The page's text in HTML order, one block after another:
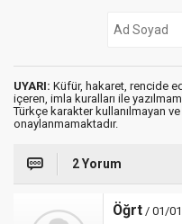
UYARI: Küfür, hakaret, rencide
içeren, imla kuralları ile
Türkçe karakter kullanılmayan
onaylanmamaktadır.
2 Yorum
Öğrt / 01/